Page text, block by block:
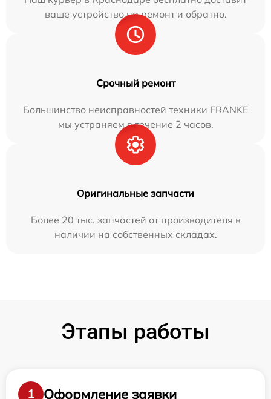
ваше устройство на ремонт и обратно.
Срочный ремонт
Большинство неисправностей техники FRANKE
мы устраняем в течение 2 часов.
Оригинальные запчасти
Более 20 тыс. запчастей от производителя в
наличии на собственных складах.
Этапы работы
1 Оформление заявки